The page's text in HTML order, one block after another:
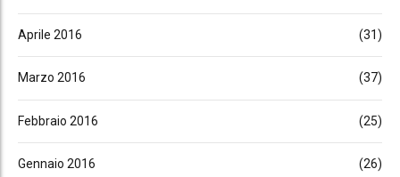
Aprile 2016 (31)
Marzo 2016 (37)
Febbraio 2016 (25)
Gennaio 2016 (26)